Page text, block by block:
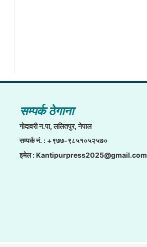
सम्पर्क ठेगाना
गाेदावरी न.पा, ललितपुर, नेपाल
सम्पर्क नं. : +९७७-९८५१०५२५७०
इमेल :Kantipurpress2025@gmail.com